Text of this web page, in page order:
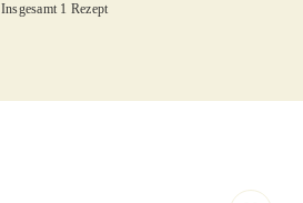
Insgesamt 1 Rezept